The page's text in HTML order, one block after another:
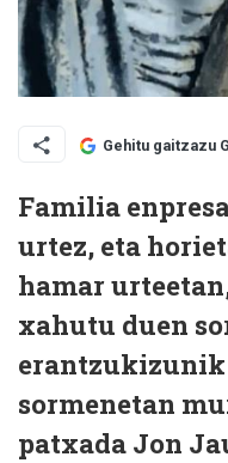
Gehitu gaitzazu
Familia
urtez, eta
hamar
xahutu duen
erantzukizunik
sormenetan
patxada Jon